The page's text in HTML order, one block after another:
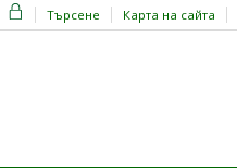
Търсене Карта на сайта